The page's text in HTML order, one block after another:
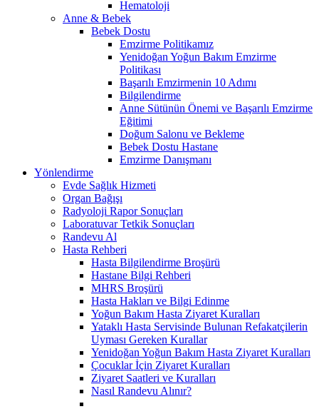
Hematoloji
Anne & Bebek
Bebek Dostu
Emzirme Politikamız
Yenidoğan Yoğun Bakım Emzirme
Politikası
Başarılı Emzirmenin 10 Adımı
Bilgilendirme
Anne Sütünün Önemi ve Başarılı Emzirme
Eğitimi
Doğum Salonu ve Bekleme
Bebek Dostu Hastane
Emzirme Danışmanı
Yönlendirme
Evde Sağlık Hizmeti
Organ Bağışı
Radyoloji Rapor Sonuçları
Laboratuvar Tetkik Sonuçları
Randevu Al
Hasta Rehberi
Hasta Bilgilendirme Broşürü
Hastane Bilgi Rehberi
MHRS Broşürü
Hasta Hakları ve Bilgi Edinme
Yoğun Bakım Hasta Ziyaret Kuralları
Yataklı Hasta Servisinde Bulunan Refakatçilerin
Uyması Gereken Kurallar
Yenidoğan Yoğun Bakım Hasta Ziyaret Kuralları
Çocuklar İçin Ziyaret Kuralları
Ziyaret Saatleri ve Kuralları
Nasıl Randevu Alınır?